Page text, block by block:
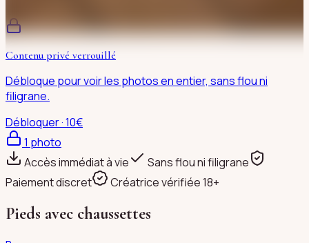
Contenu privé verrouillé
Débloque pour voir les photos en entier, sans flou ni
filigrane.
Débloquer · 10€
1 photo
Accès immédiat à vie
Sans flou ni filigrane
Paiement discret
Créatrice vérifiée 18+
Pieds avec chaussettes